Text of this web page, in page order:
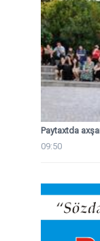
Paytaxtda
09:50